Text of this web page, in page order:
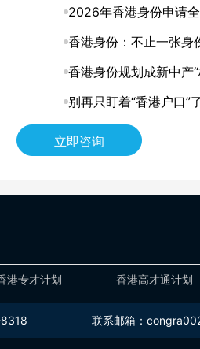
解，助你找到最适合的
2026年香港身份申请
进修四大路径怎么选？
香港身份：不止一张身
道”
香港身份规划成新中产
证，更是家庭未来的战
别再只盯着“香港户口”
层逻辑，其实是这3张“
立即咨询
港专才计划 香港高才通计划
联系邮箱：